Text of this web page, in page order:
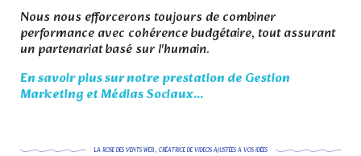
Nous nous efforcerons toujours de combiner
performance avec cohérence budgétaire, tout assurant
un partenariat basé sur l'humain.
En savoir plus sur notre prestation de Gestion
Marketing et Médias Sociaux...
LA ROSE DES VENTS WEB , CRÉATRICE DE VIDEOS AJUSTÉES A VOS IDÉES